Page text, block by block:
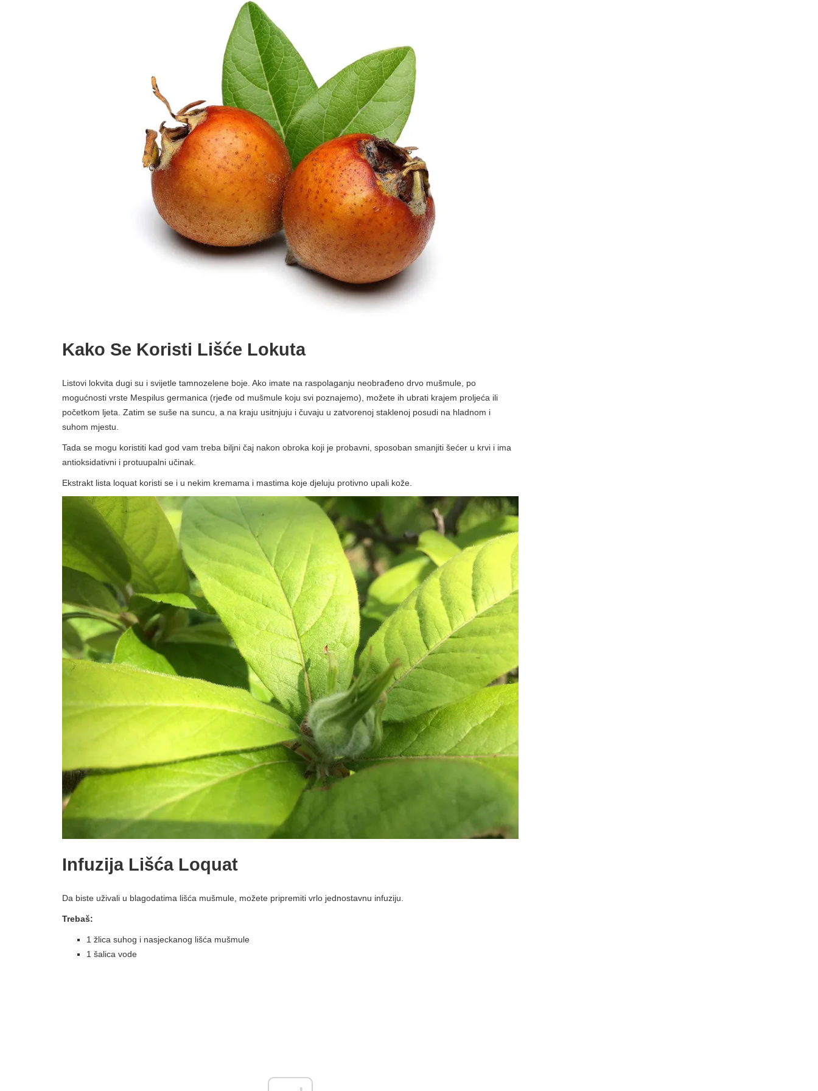
Kako Se Koristi Lišće Lokuta
Listovi lokvita dugi su i svijetle tamnozelene boje. Ako imate na raspolaganju neobrađeno drvo mušmule, po
mogućnosti vrste Mespilus germanica (rjeđe od mušmule koju svi poznajemo), možete ih ubrati krajem proljeća ili
početkom ljeta. Zatim se suše na suncu, a na kraju usitnjuju i čuvaju u zatvorenoj staklenoj posudi na hladnom i
suhom mjestu.
Tada se mogu koristiti kad god vam treba biljni čaj nakon obroka koji je probavni, sposoban smanjiti šećer u krvi i ima
antioksidativni i protuupalni učinak.
Ekstrakt lista loquat koristi se i u nekim kremama i mastima koje djeluju protivno upali kože.
Infuzija Lišća Loquat
Da biste uživali u blagodatima lišća mušmule, možete pripremiti vrlo jednostavnu infuziju.
Trebaš:
1 žlica suhog i nasjeckanog lišća mušmule
1 šalica vode